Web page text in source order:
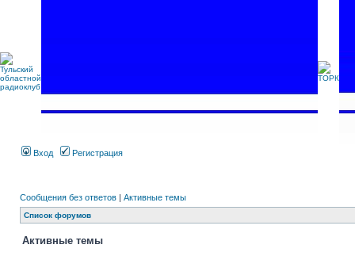
Вход Регистрация
Сообщения без ответов | Активные темы
Список форумов
Активные темы